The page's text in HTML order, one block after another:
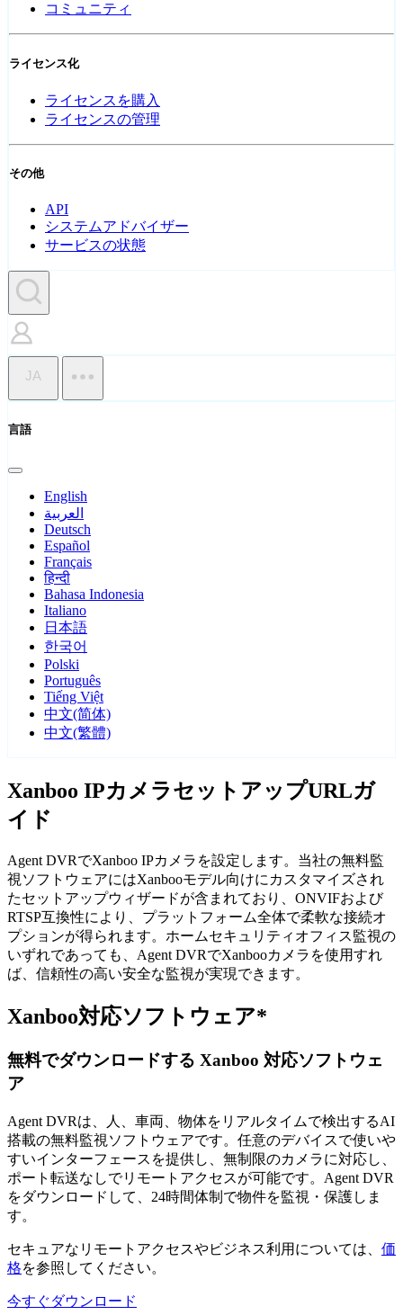
コミュニティ
ライセンス化
ライセンスを購入
ライセンスの管理
その他
API
システムアドバイザー
サービスの状態
JA
言語
English
العربية
Deutsch
Español
Français
हिन्दी
Bahasa Indonesia
Italiano
日本語
한국어
Polski
Português
Tiếng Việt
中文(简体)
中文(繁體)
Xanboo IPカメラセットアップURLガ
イド
Agent DVRでXanboo IPカメラを設定します。当社の無料監
視ソフトウェアにはXanbooモデル向けにカスタマイズされ
たセットアップウィザードが含まれており、ONVIFおよび
RTSP互換性により、プラットフォーム全体で柔軟な接続オ
プションが得られます。ホームセキュリティオフィス監視の
いずれであっても、Agent DVRでXanbooカメラを使用すれ
ば、信頼性の高い安全な監視が実現できます。
Xanboo対応ソフトウェア*
無料でダウンロードする Xanboo 対応ソフトウェ
ア
Agent DVRは、人、車両、物体をリアルタイムで検出するAI
搭載の無料監視ソフトウェアです。任意のデバイスで使いや
すいインターフェースを提供し、無制限のカメラに対応し、
ポート転送なしでリモートアクセスが可能です。Agent DVR
をダウンロードして、24時間体制で物件を監視・保護しま
す。
セキュアなリモートアクセスやビジネス利用については、 価
格を参照してください。
今すぐダウンロード